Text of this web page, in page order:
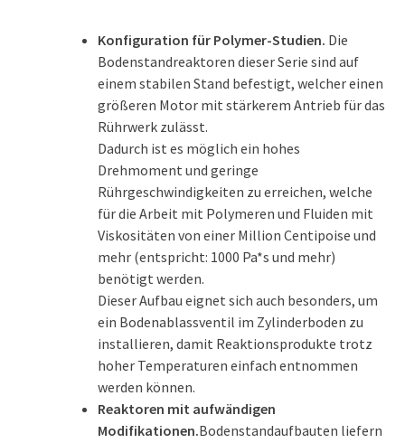
Konfiguration für Polymer-Studien. Die
Bodenstandreaktoren dieser Serie sind auf
einem stabilen Stand befestigt, welcher einen
größeren Motor mit stärkerem Antrieb für das
Rührwerk zulässt.
Dadurch ist es möglich ein hohes
Drehmoment und geringe
Rührgeschwindigkeiten zu erreichen, welche
für die Arbeit mit Polymeren und Fluiden mit
Viskositäten von einer Million Centipoise und
mehr (entspricht: 1000 Pa*s und mehr)
benötigt werden.
Dieser Aufbau eignet sich auch besonders, um
ein Bodenablassventil im Zylinderboden zu
installieren, damit Reaktionsprodukte trotz
hoher Temperaturen einfach entnommen
werden können.
Reaktoren mit aufwändigen
Modifikationen.Bodenstandaufbauten liefern